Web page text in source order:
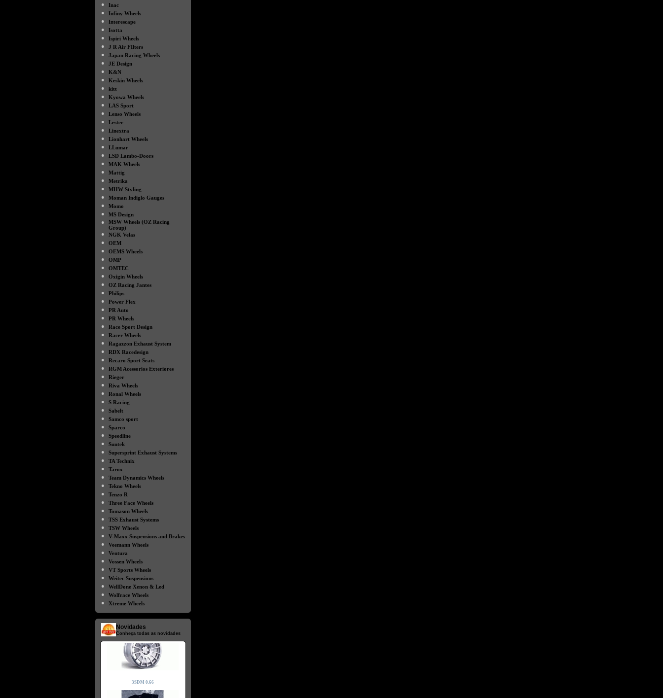
●
Inac
●
Infiny Wheels
●
Interescape
●
Isotta
●
Ispiri Wheels
●
J R Air FIlters
●
Japan Racing Wheels
●
JE Design
●
K&N
●
Keskin Wheels
●
kitt
●
Kyowa Wheels
●
LAS Sport
●
Lenso Wheels
●
Lester
●
Linextra
●
Lionhart Wheels
●
LLumar
●
LSD Lambo-Doors
●
MAK Wheels
●
Mattig
●
Metrika
●
MHW Styling
●
Moman Indiglo Gauges
●
Momo
●
MS Design
●
MSW Wheels (OZ Racing
Group)
●
NGK Velas
●
OEM
●
OEMS Wheels
●
OMP
●
OMTEC
●
Oxigin Wheels
●
OZ Racing Jantes
●
Philips
●
Power Flex
●
PR Auto
●
PR Wheels
●
Race Sport Design
●
Racer Wheels
●
Ragazzon Exhaust System
●
RDX Racedesign
●
Recaro Sport Seats
●
RGM Acessorios Exteriores
●
Rieger
●
Riva Wheels
●
Ronal Wheels
●
S Racing
●
Sabelt
●
Samco sport
●
Sparco
●
Speedline
●
Suntek
●
Supersprint Exhaust Systems
●
TA Technix
●
Tarox
●
Team Dynamics Wheels
●
Tekno Wheels
●
Tenzo R
●
Three Face Wheels
●
Tomason Wheels
●
TSS Exhaust Systems
●
TSW Wheels
●
V-Maxx Suspensions and Brakes
●
Veemann Wheels
●
Ventura
●
Vossen Wheels
●
VT Sports Wheels
●
Weitec Suspensions
●
WellDone Xenon & Led
●
Wolfrace Wheels
●
Xtreme Wheels
Novidades
Conheça todas as novidades